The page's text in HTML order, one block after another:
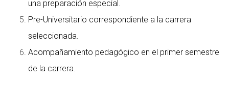
una preparación especial.
Pre-Universitario correspondiente a la carrera
seleccionada.
Acompañamiento pedagógico en el primer semestre
de la carrera.